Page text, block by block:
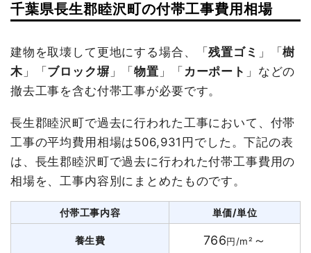
千葉県長生郡睦沢町の付帯工事費用相場
建物を取壊して更地にする場合、「残置ゴミ 」「樹
木」「 ブロック塀 」「物置 」「 カーポート 」などの
撤去工事を含む付帯工事が必要です。
長生郡睦沢町で過去に行われた工事において、付帯
工事の平均費用相場は506,931円でした。下記の表
は、長生郡睦沢町で過去に行われた付帯工事費用の
相場を、工事内容別にまとめたものです。
付帯工事内容 単価/単位
養生費 766円/m² ～